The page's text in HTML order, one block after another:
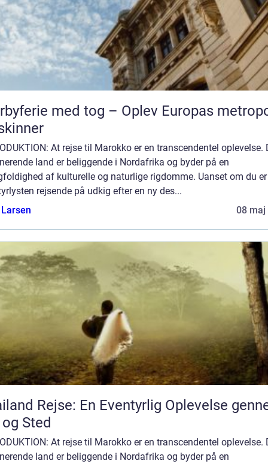
med tog – Oplev Europas
At rejse til Marokko er en transcendentel oplevelse.
land er beliggende i Nordafrika og byder på en
af kulturelle og naturlige rigdomme. Uanset om du
rejsende på udkig efter en ny des...
08 maj
Rejse: En Eventyrlig Oplevelse
Sted
At rejse til Marokko er en transcendentel oplevelse.
land er beliggende i Nordafrika og byder på en